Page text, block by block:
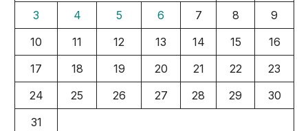
3
4 5 6 7 8
9
10
11 12 13 14 15
16
17
18 19 20 21 22
23
24
25 26 27 28 29
30
31